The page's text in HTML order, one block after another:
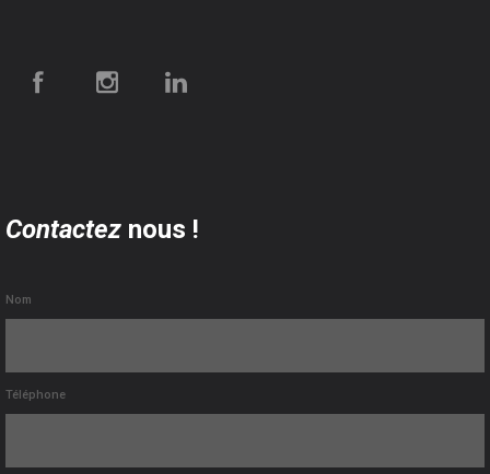
Contactez nous !
Nom
Téléphone